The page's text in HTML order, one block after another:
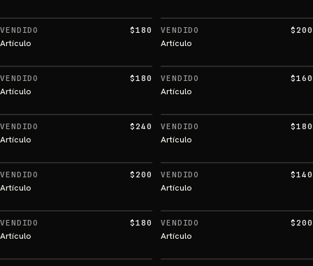
VENDIDO $180
Artículo
VENDIDO $200
Artículo
VENDIDO $180
Artículo
VENDIDO $160
Artículo
VENDIDO $240
Artículo
VENDIDO $180
Artículo
VENDIDO $200
Artículo
VENDIDO $140
Artículo
VENDIDO $180
Artículo
VENDIDO $200
Artículo